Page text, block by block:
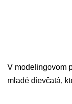
V modelingovom
mladé dievčatá,